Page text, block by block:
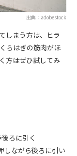
出典：adobestock
しまう方は、ヒラ
らはぎの筋肉がほ
方はぜひ試してみ
ろに引く
しながら後ろに引い